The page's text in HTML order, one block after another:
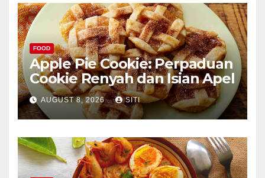
FOOD
Apple Pie Cookie: Perpaduan
Cookie Renyah dan Isian Apel
AUGUST 8, 2026 SITI